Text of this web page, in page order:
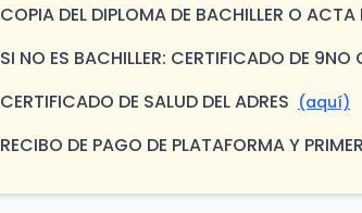
COPIA DEL DIPLOMA DE BACHILLER O ACTA
SI NO ES BACHILLER: CERTIFICADO DE
CERTIFICADO DE SALUD DEL ADRES (aquí)
RECIBO DE PAGO DE PLATAFORMA Y